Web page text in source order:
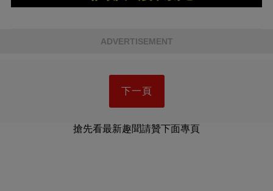
ADVERTISEMENT
下一頁
搶先看最新趣聞請贊下面專頁